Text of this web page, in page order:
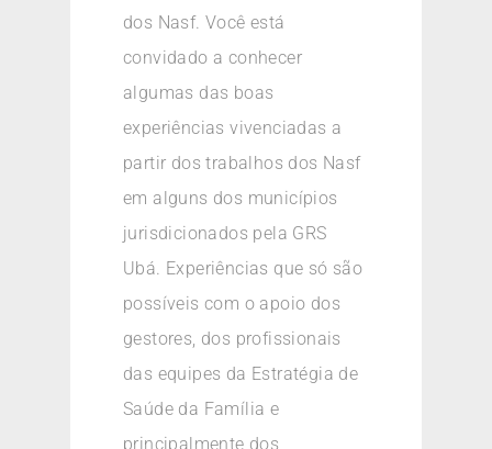
dos Nasf. Você está
convidado a conhecer
algumas das boas
experiências vivenciadas a
partir dos trabalhos dos Nasf
em alguns dos municípios
jurisdicionados pela GRS
Ubá. Experiências que só são
possíveis com o apoio dos
gestores, dos profissionais
das equipes da Estratégia de
Saúde da Família e
principalmente dos